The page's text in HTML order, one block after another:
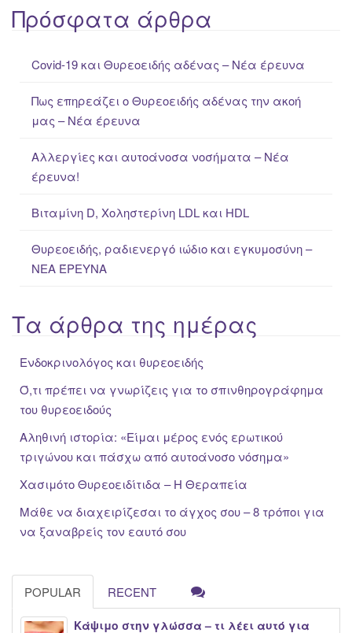
a
rΠρόσφατα άρθρα
Covid-19 και Θυρεοειδής αδένας – Νέα έρευνα
Πως επηρεάζει ο Θυρεοειδής αδένας την ακοή
μας – Νέα έρευνα
Αλλεργίες και αυτοάνοσα νοσήματα – Νέα
έρευνα!
Βιταμίνη D, Χοληστερίνη LDL και HDL
Θυρεοειδής, ραδιενεργό ιώδιο και εγκυμοσύνη –
ΝΕΑ ΈΡΕΥΝΑ
Τα άρθρα της ημέρας
Ενδοκρινολόγος και θυρεοειδής
Ό,τι πρέπει να γνωρίζεις για το σπινθηρογράφημα
του θυρεοειδούς
Αληθινή ιστορία: «Είμαι μέρος ενός ερωτικού
τριγώνου και πάσχω από αυτοάνοσο νόσημα»
Χασιμότο Θυρεοειδίτιδα – Η Θεραπεία
Μάθε να διαχειρίζεσαι το άγχος σου – 8 τρόποι για
να ξαναβρείς τον εαυτό σου
POPULAR RECENT
Κάψιμο στην γλώσσα – τι λέει αυτό για